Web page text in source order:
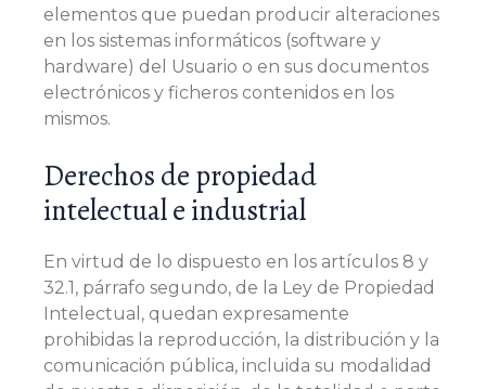
elementos que puedan producir alteraciones
en los sistemas informáticos (software y
hardware) del Usuario o en sus documentos
electrónicos y ficheros contenidos en los
mismos.
Derechos de propiedad
intelectual e industrial
En virtud de lo dispuesto en los artículos 8 y
32.1, párrafo segundo, de la Ley de Propiedad
Intelectual, quedan expresamente
prohibidas la reproducción, la distribución y la
comunicación pública, incluida su modalidad